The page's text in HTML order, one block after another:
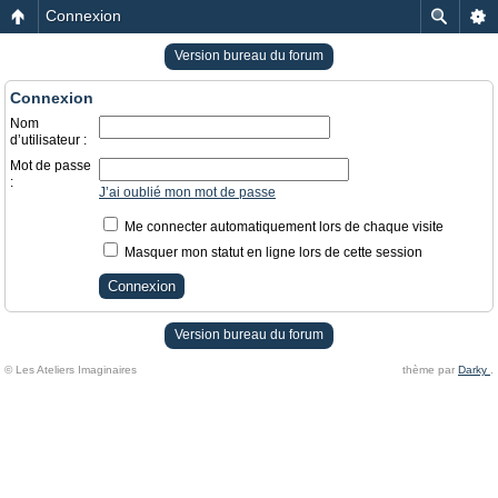
Connexion
Version bureau du forum
Connexion
Nom
d’utilisateur :
Mot de passe
:
J’ai oublié mon mot de passe
Me connecter automatiquement lors de chaque visite
Masquer mon statut en ligne lors de cette session
Version bureau du forum
© Les Ateliers Imaginaires thème par Darky